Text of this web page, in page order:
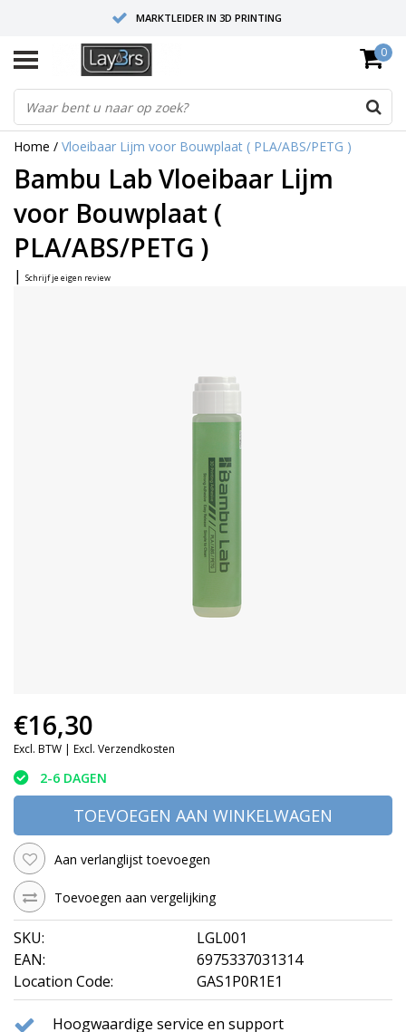
MARKTLEIDER IN 3D PRINTING
HOOGWAARDIGE SERVICE EN SUPPORT
FYSIEKE SHOWROOMS
0
Home / Vloeibaar Lijm voor Bouwplaat ( PLA/ABS/PETG )
Bambu Lab Vloeibaar Lijm
voor Bouwplaat (
PLA/ABS/PETG )
| Schrijf je eigen review
€16,30
Excl. BTW | Excl. Verzendkosten
2-6 DAGEN
TOEVOEGEN AAN WINKELWAGEN
Aan verlanglijst toevoegen
Toevoegen aan vergelijking
SKU:
LGL001
EAN:
6975337031314
Location Code:
GAS1P0R1E1
Hoogwaardige service en support